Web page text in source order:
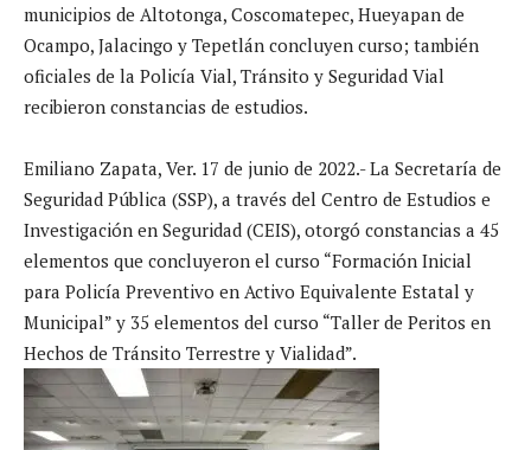
municipios de Altotonga, Coscomatepec, Hueyapan de
Ocampo, Jalacingo y Tepetlán concluyen curso; también
oficiales de la Policía Vial, Tránsito y Seguridad Vial
recibieron constancias de estudios.
Emiliano Zapata, Ver. 17 de junio de 2022.- La Secretaría de
Seguridad Pública (SSP), a través del Centro de Estudios e
Investigación en Seguridad (CEIS), otorgó constancias a 45
elementos que concluyeron el curso “Formación Inicial
para Policía Preventivo en Activo Equivalente Estatal y
Municipal” y 35 elementos del curso “Taller de Peritos en
Hechos de Tránsito Terrestre y Vialidad”.